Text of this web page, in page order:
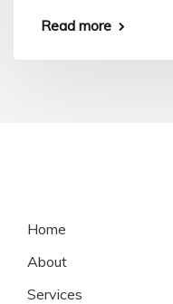
Read more
Home
About
Services